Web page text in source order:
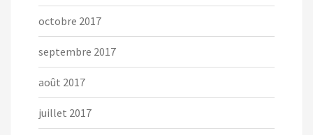
octobre 2017
septembre 2017
août 2017
juillet 2017